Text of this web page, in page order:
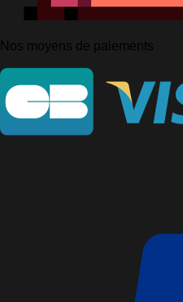
Nos moyens de paiements